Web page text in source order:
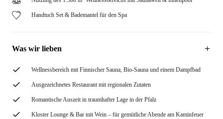
Handtuch Set & Bademantel für den Spa
Was wir lieben
Wellnessbereich mit Finnischer Sauna, Bio-Sauna und einem Dampfbad
Ausgezeichnetes Restaurant mit regionalen Zutaten
Romantische Auszeit in traumhafter Lage in der Pfalz
Kloster Lounge & Bar mit Wein – für gemütliche Abende am Kaminfeuer